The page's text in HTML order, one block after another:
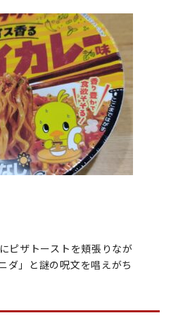
ピザトーストを頬張りなが
ダ」と謎の呪文を唱えがち